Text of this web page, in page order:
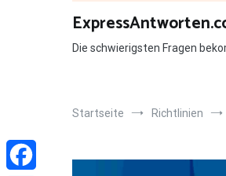
Die schwierigsten Fragen
Startseite Richtlinien